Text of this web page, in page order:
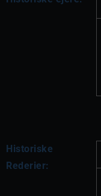
Historiske
Rederier: